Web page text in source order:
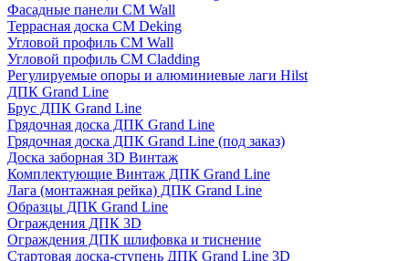
Фасадные панели CM Wall
Террасная доска CM Deking
Угловой профиль CM Wall
Угловой профиль CM Cladding
Регулируемые опоры и алюминиевые лаги Hilst
ДПК Grand Line
Брус ДПК Grand Line
Грядочная доска ДПК Grand Line
Грядочная доска ДПК Grand Line (под заказ)
Доска заборная 3D Винтаж
Комплектующие Винтаж ДПК Grand Line
Лага (монтажная рейка) ДПК Grand Line
Образцы ДПК Grand Line
Ограждения ДПК 3D
Ограждения ДПК шлифовка и тиснение
Стартовая доска-ступень ДПК Grand Line 3D